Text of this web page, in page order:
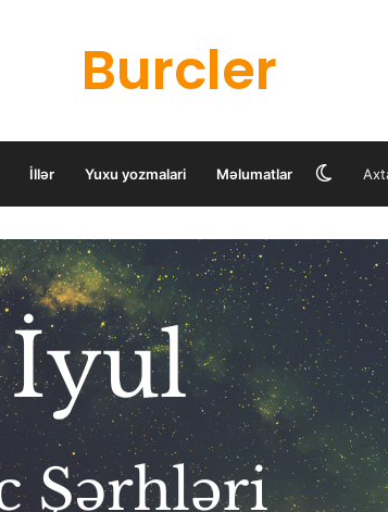
Burcler
İllər Yuxu yozmalari Məlumatlar Switch
skin